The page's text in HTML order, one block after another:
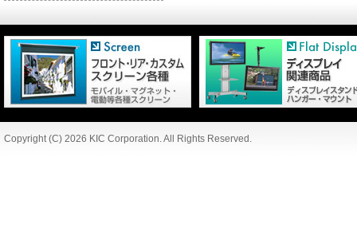
Copyright (C) 2026 KIC Corporation. All Rights Reserved.